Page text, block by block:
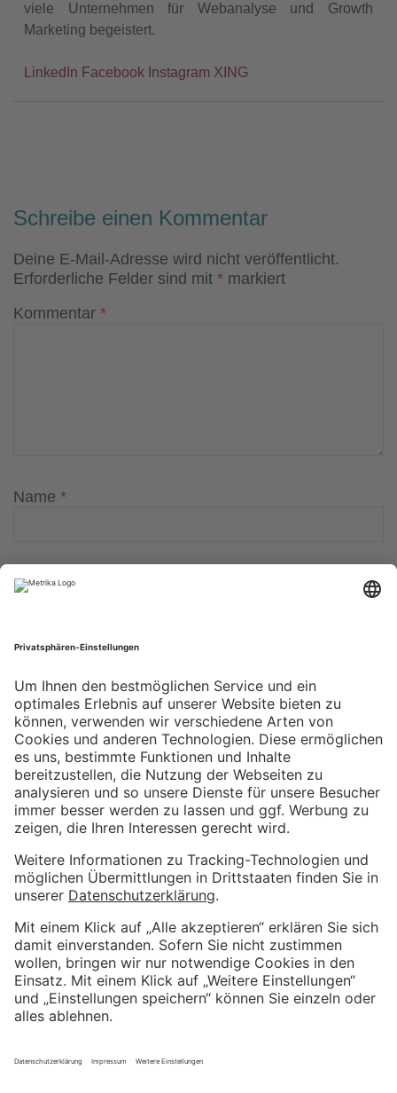
viele Unternehmen für Webanalyse und Growth
Marketing begeistert.
LinkedIn Facebook Instagram XING
Schreibe einen Kommentar
Deine E-Mail-Adresse wird nicht veröffentlicht.
Erforderliche Felder sind mit * markiert
Kommentar *
Name *
Website
Weitere Informationen
Impressum
Kostenloser Growth Engine Call
Datenschutzerklärung
AGB
Wir sind Proven Expert
Kundenbewertungen und Erfahrungen zu
Metrika GmbH
100
%
SEHR GUT